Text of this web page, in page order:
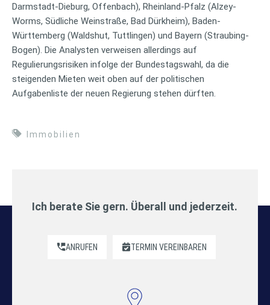
Darmstadt-Dieburg, Offenbach), Rheinland-Pfalz (Alzey-
Worms, Südliche Weinstraße, Bad Dürkheim), Baden-
Württemberg (Waldshut, Tuttlingen) und Bayern (Straubing-
Bogen). Die Analysten verweisen allerdings auf
Regulierungsrisiken infolge der Bundestagswahl, da die
steigenden Mieten weit oben auf der politischen
Aufgabenliste der neuen Regierung stehen dürften.
Immobilien
Ich berate Sie gern. Überall und jederzeit.
ANRUFEN TERMIN VEREINBAREN